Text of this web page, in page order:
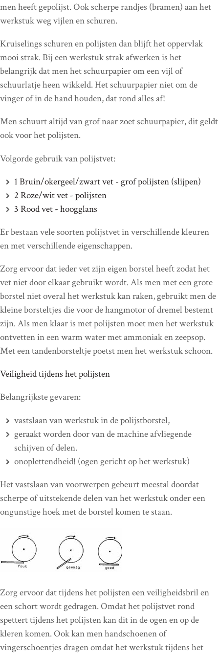
men heeft gepolijst. Ook scherpe randjes (bramen) aan het
werkstuk weg vijlen en schuren.
Kruiselings schuren en polijsten dan blijft het oppervlak
mooi strak. Bij een werkstuk strak afwerken is het
belangrijk dat men het schuurpapier om een vijl of
schuurlatje heen wikkeld. Het schuurpapier niet om de
vinger of in de hand houden, dat rond alles af!
Men schuurt altijd van grof naar zoet schuurpapier, dit geldt
ook voor het polijsten.
Volgorde gebruik van polijstvet:
1 Bruin/okergeel/zwart vet - grof polijsten (slijpen)
2 Roze/wit vet - polijsten
3 Rood vet - hoogglans
Er bestaan vele soorten polijstvet in verschillende kleuren
en met verschillende eigenschappen.
Zorg ervoor dat ieder vet zijn eigen borstel heeft zodat het
vet niet door elkaar gebruikt wordt. Als men met een grote
borstel niet overal het werkstuk kan raken, gebruikt men de
kleine borsteltjes die voor de hangmotor of dremel bestemt
zijn. Als men klaar is met polijsten moet men het werkstuk
ontvetten in een warm water met ammoniak en zeepsop.
Met een tandenborsteltje poetst men het werkstuk schoon.
Veiligheid tijdens het polijsten
Belangrijkste gevaren:
vastslaan van werkstuk in de polijstborstel,
geraakt worden door van de machine afvliegende
schijven of delen.
onoplettendheid! (ogen gericht op het werkstuk)
Het vastslaan van voorwerpen gebeurt meestal doordat
scherpe of uitstekende delen van het werkstuk onder een
ongunstige hoek met de borstel komen te staan.
Zorg ervoor dat tijdens het polijsten een veiligheidsbril en
een schort wordt gedragen. Omdat het polijstvet rond
spettert tijdens het polijsten kan dit in de ogen en op de
kleren komen. Ook kan men handschoenen of
vingerschoentjes dragen omdat het werkstuk tijdens het